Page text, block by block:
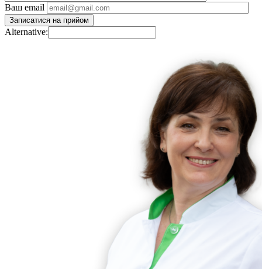
Ваш email
Alternative: